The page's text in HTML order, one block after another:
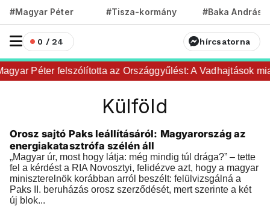
#Magyar Péter #Tisza-kormány #Baka András
0 / 24 hírcsatorna
Péter felszólította az Országgyűlést: A Vadhajtások
Külföld
2026.08.04 |07:53
Orosz sajtó Paks leállításáról: Magyarország az
energiakatasztrófa szélén áll
„Magyar úr, most hogy látja: még mindig túl drága?” – tette
fel a kérdést a RIA Novosztyi, felidézve azt, hogy a magyar
miniszterelnök korábban arról beszélt: felülvizsgálná a
Paks II. beruházás orosz szerződését, mert szerinte a két
új blok...